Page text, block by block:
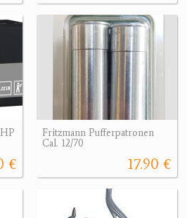
€
Fritzmann Pufferpatronen
Cal. 12/70
17.90 €